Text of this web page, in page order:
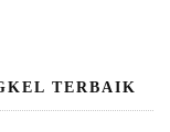
TERBAIK